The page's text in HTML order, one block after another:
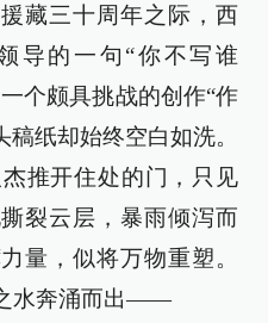
藏三十周年之际，西
导的一句“你不写谁
个颇具挑战的创作“作
纸却始终空白如洗。
推开住处的门，只见
裂云层，暴雨倾泻而
量，似将万物重塑。
水奔涌而出——